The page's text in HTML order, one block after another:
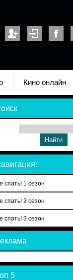
Кино онлайн
спать! 1 сезон
спать! 2 сезон
спать! 3 сезон
5